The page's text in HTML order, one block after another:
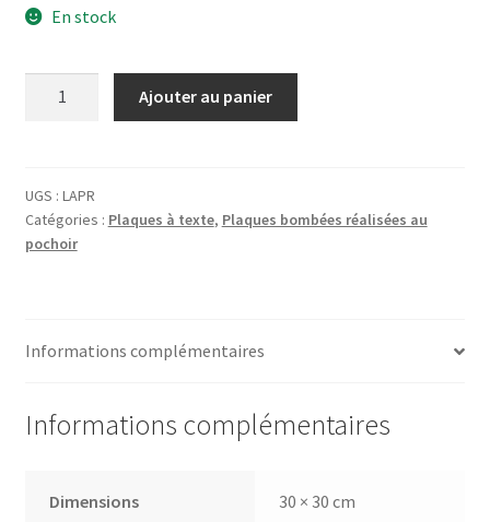
En stock
Pasteurisé
Ajouter au panier
UGS : LAPR
Catégories : Plaques à texte, Plaques bombées réalisées au
pochoir
Informations complémentaires
Informations complémentaires
Dimensions 30 × 30 cm